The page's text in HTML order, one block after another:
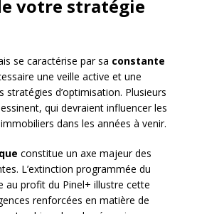
votre stratégie
se caractérise par sa constante
une veille active et une
stratégies d’optimisation. Plusieurs
qui devraient influencer les
dans les années à venir.
constitue un axe majeur des
L’extinction programmée du
au profit du Pinel+ illustre cette
renforcées en matière de